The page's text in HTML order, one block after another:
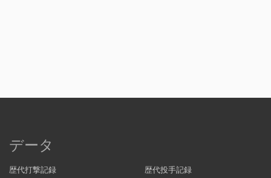
データ
歴代打撃記録
歴代投手記録